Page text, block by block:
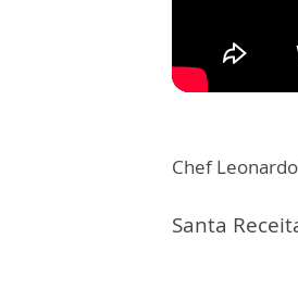
Chef
Santa